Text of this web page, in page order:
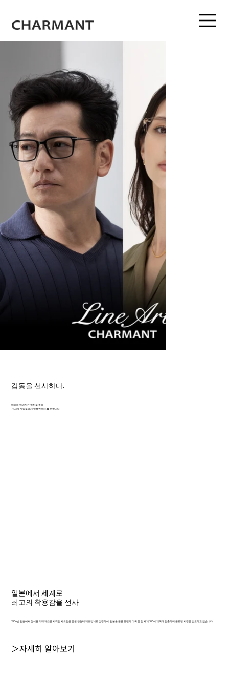
감동을 선사하다.
미래와 이어지는 혁신을 통해
전 세계 사람들에게 행복한 미소를 전합니다.
일본에서 세계로
최고의 착용감을 선사
1956년 일본에서 장식용 리벳 제조를 시작한 샤르망은 종합 안경테 제조업체로 성장하여, 일본은 물론 유럽과 미국 등 전 세계 100여 개국에 진출하며 글로벌 시장을 선도하고 있습니다.
＞자세히 알아보기